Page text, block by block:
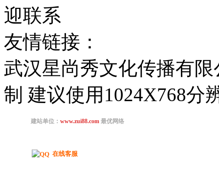
迎联系
友情链接：
武汉星尚秀文化传播有
制 建议使用1024X768分
在线客服